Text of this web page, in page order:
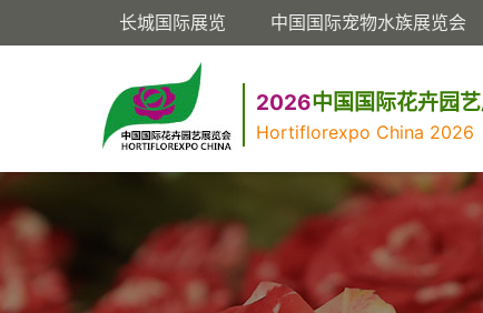
长城国际展览 中国国际宠物水族展览会
2026中国国际花卉园
Hortiflorexpo China 2026